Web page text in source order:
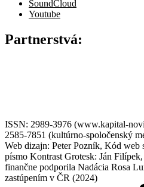
SoundCloud
Youtube
Partnerstvá:
ISSN: 2989-3976 (www.kapital-
2585-7851 (kultúrno-spoločenský
Web dizajn: Peter Pozník, Kód web
písmo Kontrast Grotesk: Ján
finančne podporila Nadácia Rosa
zastúpením v ČR (2024)